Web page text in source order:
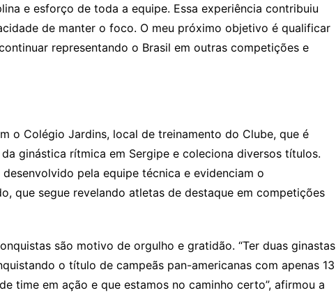
e esforço de toda a equipe. Essa experiência contribuiu
de manter o foco. O meu próximo objetivo é qualificar
representando o Brasil em outras competições e
o Colégio Jardins, local de treinamento do Clube, que é
ginástica rítmica em Sergipe e coleciona diversos títulos.
pela equipe técnica e evidenciam o
que segue revelando atletas de destaque em competições
são motivo de orgulho e gratidão. “Ter duas ginastas
o título de campeãs pan-americanas com apenas 13
time em ação e que estamos no caminho certo”, afirmou a